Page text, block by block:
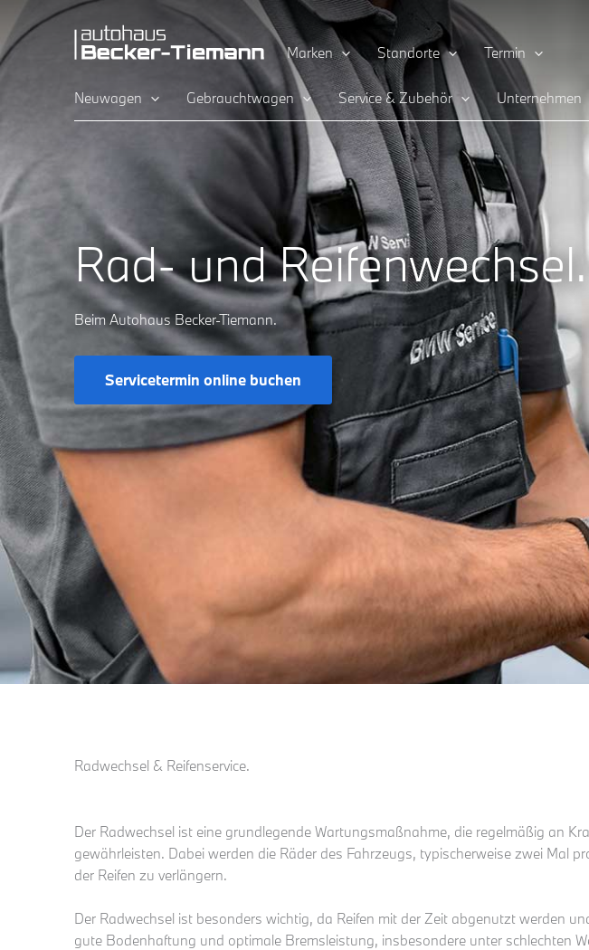
Inhalt
springen
Marken Standorte Termin
Neuwagen Gebrauchtwagen Service & Zubehör Unternehmen
Rad- und Reifenwechsel.
Beim Autohaus Becker-Tiemann.
Servicetermin online buchen
Radwechsel & Reifenservice.
Der Radwechsel ist eine grundlegende Wartungsmaßnahme, die regelmäßig an
gewährleisten. Dabei werden die Räder des Fahrzeugs, typischerweise zwei Mal
der Reifen zu verlängern.
Der Radwechsel ist besonders wichtig, da Reifen mit der Zeit abgenutzt werden
gute Bodenhaftung und optimale Bremsleistung, insbesondere unter schlechten